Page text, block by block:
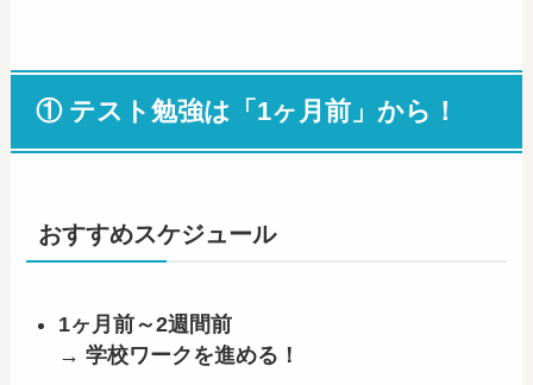
① テスト勉強は「1ヶ月前」から！
おすすめスケジュール
1ヶ月前～2週間前
→ 学校ワークを進める！